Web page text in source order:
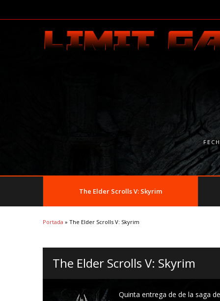
The Elder Scrolls V: Skyrim
Portada » The Elder Scrolls V: Skyrim
The Elder Scrolls V: Skyrim
Quinta entrega de de la saga